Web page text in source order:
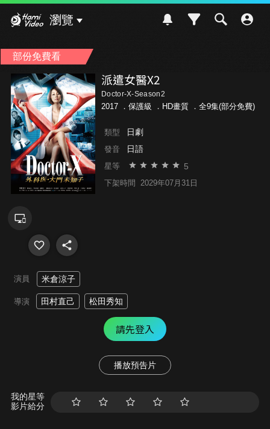
瀏覽
部份免費看
派遣女醫X2
Doctor-X-Season2
2017 ． 保護級 ．HD畫質 ．全9集(部分免費)
類型 日劇
發音 日語
星等 5
下架時間 2029年07月31日
演員 米倉涼子
導演 田村直己 松田秀知
請先登入
播放預告片
我的星等
影片給分